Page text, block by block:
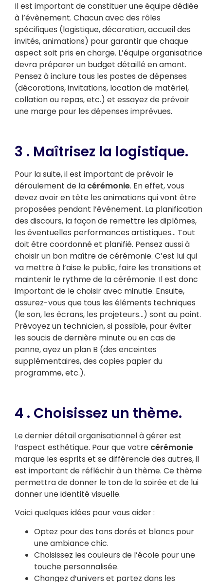
Il est important de constituer une équipe dédiée
à l’évènement. Chacun avec des rôles
spécifiques (logistique, décoration, accueil des
invités, animations) pour garantir que chaque
aspect soit pris en charge. L’équipe organisatrice
devra préparer un budget détaillé en amont.
Pensez à inclure tous les postes de dépenses
(décorations, invitations, location de matériel,
collation ou repas, etc.) et essayez de prévoir
une marge pour les dépenses imprévues.
3 . Maîtrisez la logistique.
Pour la suite, il est important de prévoir le
déroulement de la cérémonie. En effet, vous
devez avoir en tête les animations qui vont être
proposées pendant l’événement. La planification
des discours, la façon de remettre les diplômes,
les éventuelles performances artistiques… Tout
doit être coordonné et planifié. Pensez aussi à
choisir un bon maître de cérémonie. C’est lui qui
va mettre à l’aise le public, faire les transitions et
maintenir le rythme de la cérémonie. Il est donc
important de le choisir avec minutie. Ensuite,
assurez-vous que tous les éléments techniques
(le son, les écrans, les projeteurs…) sont au point.
Prévoyez un technicien, si possible, pour éviter
les soucis de dernière minute ou en cas de
panne, ayez un plan B (des enceintes
supplémentaires, des copies papier du
programme, etc.).
4 . Choisissez un thème.
Le dernier détail organisationnel à gérer est
l’aspect esthétique. Pour que votre cérémonie
marque les esprits et se différencie des autres, il
est important de réfléchir à un thème. Ce thème
permettra de donner le ton de la soirée et de lui
donner une identité visuelle.
Voici quelques idées pour vous aider :
Optez pour des tons dorés et blancs pour
une ambiance chic.
Choisissez les couleurs de l’école pour une
touche personnalisée.
Changez d’univers et partez dans les